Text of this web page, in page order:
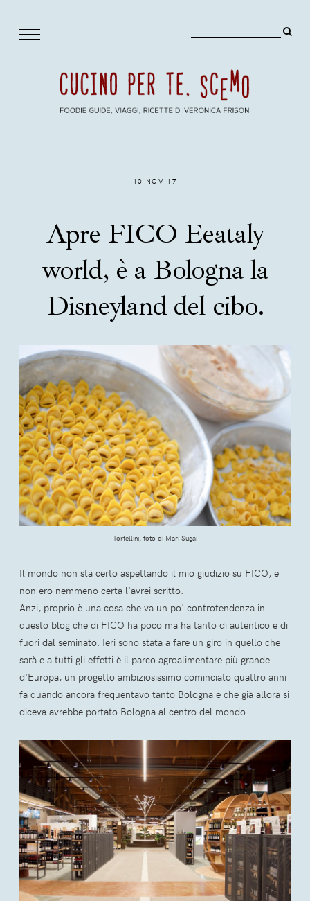
10 NOV 17
Apre FICO Eeataly
world, è a Bologna la
Disneyland del cibo.
Tortellini, foto di Mari Sugai
Il mondo non sta certo aspettando il mio giudizio su FICO, e
non ero nemmeno certa l'avrei scritto.
Anzi, proprio è una cosa che va un po' controtendenza in
questo blog che di FICO ha poco ma ha tanto di autentico e di
fuori dal seminato. Ieri sono stata a fare un giro in quello che
sarà e a tutti gli effetti è il parco agroalimentare più grande
d'Europa, un progetto ambiziosissimo cominciato quattro anni
fa quando ancora frequentavo tanto Bologna e che già allora si
diceva avrebbe portato Bologna al centro del mondo.